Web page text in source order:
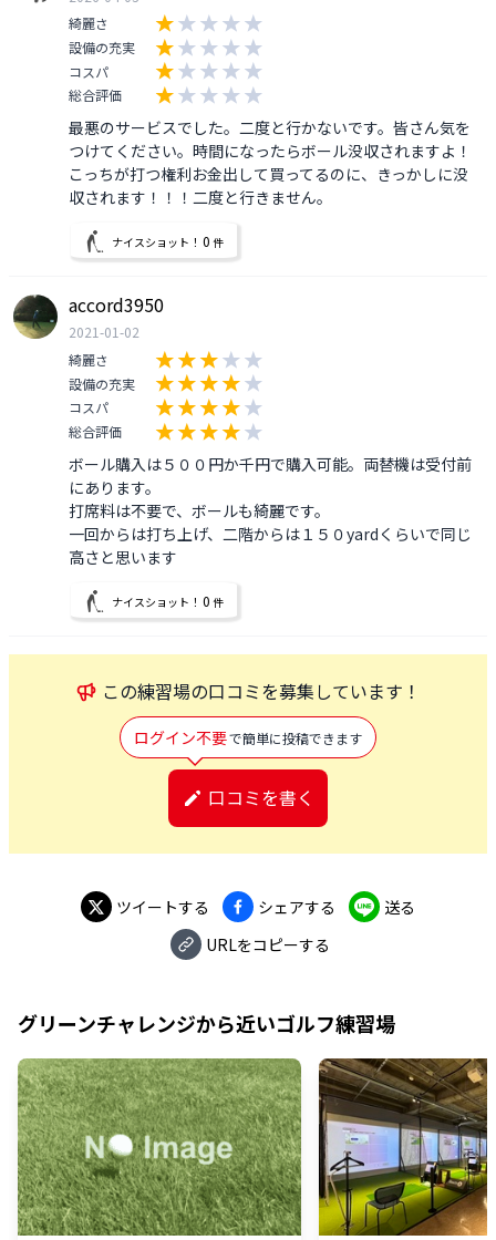
綺麗さ
設備の充実
コスパ
総合評価
最悪のサービスでした。二度と行かないです。皆さん気を
つけてください。時間になったらボール没収されますよ！
こっちが打つ権利お金出して買ってるのに、きっかしに没
収されます！！！二度と行きません。
ナイスショット！ 0 件
accord3950
2021-01-02
綺麗さ
設備の充実
コスパ
総合評価
ボール購入は５００円か千円で購入可能。両替機は受付前
にあります。
打席料は不要で、ボールも綺麗です。
一回からは打ち上げ、二階からは１５０yardくらいで同じ
ナイスショット！ 0 件
この練習場の口コミを募集しています！
ログイン不要で簡単に投稿できます
口コミを書く
ツイートする シェアする
送る
URLをコピーする
グリーンチャレンジから近いゴルフ練習場